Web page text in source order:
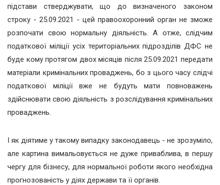
підстави стверджувати, що до визначеного законом
строку - 25.09.2021 - цей правоохоронний орган не зможе
розпочати свою нормальну діяльність. А отже, слідчим
податкової міліції усіх територіальних підрозділів ДФС не
буде кому протягом двох місяців після 25.09.2021 передати
матеріали кримінальних проваджень, бо з цього часу слідчі
податкової міліції вже не будуть мати повноважень
здійснювати свою діяльність з розслідування кримінальних
проваджень.
І як діятиме у такому випадку законодавець - не зрозуміло,
але картина вимальовується не дуже приваблива, в першу
чергу для бізнесу, для нормальної роботи якого необхідна
прогнозованість у діях держави та її органів.